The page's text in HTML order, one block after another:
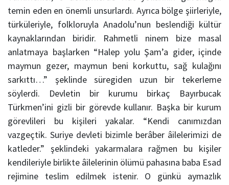
temin eden en önemli unsurlardı. Ayrıca bölge şiirleriyle,
türküleriyle, folkloruyla Anadolu’nun beslendiği kültür
kaynaklarından biridir. Rahmetli ninem bize masal
anlatmaya başlarken “Halep yolu Şam’a gider, içinde
maymun gezer, maymun beni korkuttu, sağ kulağını
sarkıttı…” şeklinde süregiden uzun bir tekerleme
söylerdi. Devletin bir kurumu birkaç Bayırbucak
Türkmen’ini gizli bir görevde kullanır. Başka bir kurum
görevlileri bu kişileri yakalar. “Kendi canımızdan
vazgeçtik. Suriye devleti bizimle berâber âilelerimizi de
katleder.” şeklindeki yakarmalara rağmen bu kişiler
kendileriyle birlikte âilelerinin ölümü pahasına baba Esad
rejimine teslim edilmek istenir. O günkü aymazlık